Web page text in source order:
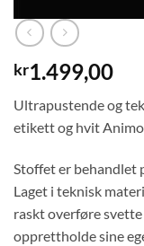
kr1.499,00
Ultrapustende og
etikett og hvit
Stoffet er behandlet
Laget i teknisk
raskt overføre
opprettholde sine